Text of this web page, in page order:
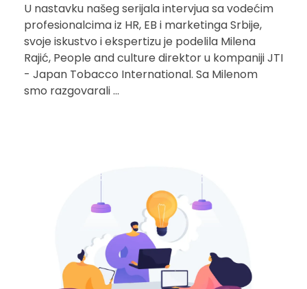
U nastavku našeg serijala intervjua sa vodećim
profesionalcima iz HR, EB i marketinga Srbije,
svoje iskustvo i ekspertizu je podelila Milena
Rajić, People and culture direktor u kompaniji JTI
- Japan Tobacco International. Sa Milenom
smo razgovarali ...